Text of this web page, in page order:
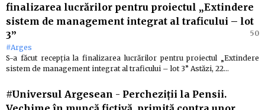
finalizarea lucrărilor pentru proiectul „Extindere
sistem de management integrat al traficului – lot
3”
50
#Arges
S-a făcut recepția la finalizarea lucrărilor pentru proiectul „Extindere
sistem de management integrat al traficului – lot 3” Astăzi, 22…
#Universul Argesean - Percheziţii la Pensii.